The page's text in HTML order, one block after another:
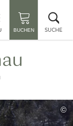
BUCHEN SUCHE
©